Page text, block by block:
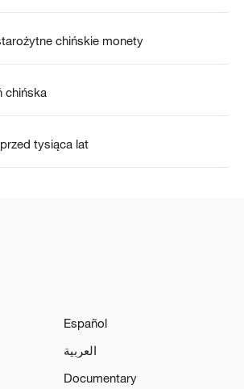
chińskie monety
chińska
tysiąca lat
Español
العربية
Documentary